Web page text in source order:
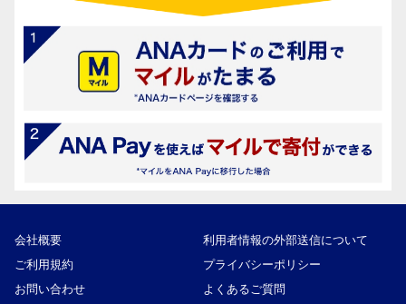
会社概要
利用者情報の外部送信について
ご利用規約
プライバシーポリシー
お問い合わせ
よくあるご質問